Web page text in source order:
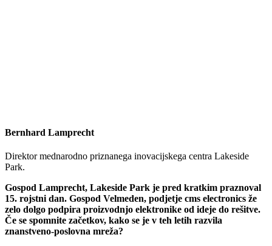
Bernhard Lamprecht
Direktor mednarodno priznanega inovacijskega centra Lakeside
Park.
Gospod Lamprecht, Lakeside Park je pred kratkim praznoval
15. rojstni dan. Gospod Velmeden, podjetje cms electronics že
zelo dolgo podpira proizvodnjo elektronike od ideje do rešitve.
Če se spomnite začetkov, kako se je v teh letih razvila
znanstveno-poslovna mreža?